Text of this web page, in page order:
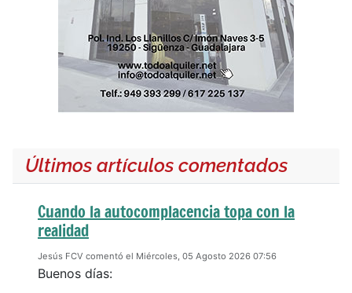
Últimos artículos comentados
Cuando la autocomplacencia topa con la
realidad
Jesús FCV comentó el Miércoles, 05 Agosto 2026 07:56
Buenos días: